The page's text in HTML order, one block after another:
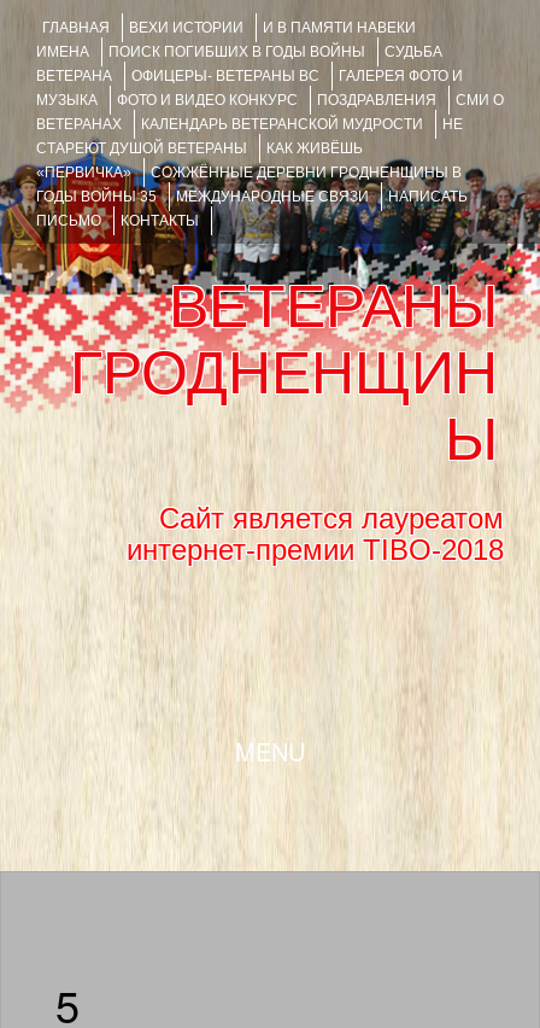
ГЛАВНАЯ ВЕХИ ИСТОРИИ
И В ПАМЯТИ НАВЕКИ
ИМЕНА
ПОИСК ПОГИБШИХ В ГОДЫ ВОЙНЫ
СУДЬБА
ВЕТЕРАНА
ОФИЦЕРЫ- ВЕТЕРАНЫ ВС
ГАЛЕРЕЯ ФОТО И
МУЗЫКА
ФОТО И ВИДЕО КОНКУРС ПОЗДРАВЛЕНИЯ
СМИ О
ВЕТЕРАНАХ
КАЛЕНДАРЬ ВЕТЕРАНСКОЙ МУДРОСТИ
НЕ
СТАРЕЮТ ДУШОЙ ВЕТЕРАНЫ
КАК ЖИВЁШЬ
«ПЕРВИЧКА»
СОЖЖЁННЫЕ ДЕРЕВНИ ГРОДНЕНЩИНЫ В
ГОДЫ ВОЙНЫ 35
МЕЖДУНАРОДНЫЕ СВЯЗИ
НАПИСАТЬ
ПИСЬМО
КОНТАКТЫ
ВЕТЕРАНЫ
ГРОДНЕНЩИН
Ы
Сайт является лауреатом
интернет-премии TIBO-2018
MENU
5